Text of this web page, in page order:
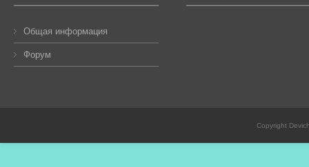
Общая информация
Форум
Copyright